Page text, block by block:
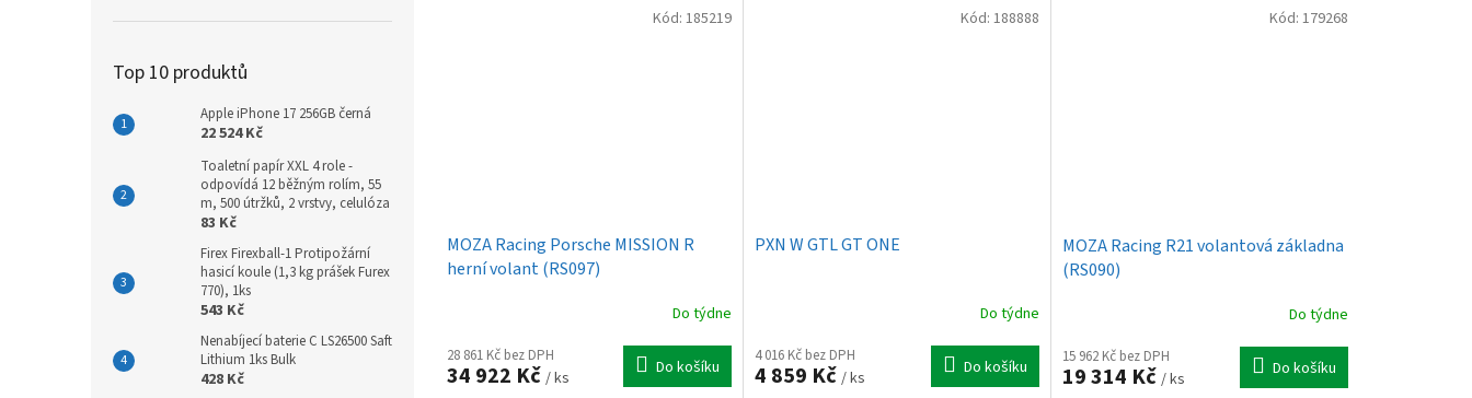
Top 10 produktů
Apple iPhone 17 256GB černá
22 524 Kč
Toaletní papír XXL 4 role -
odpovídá 12 běžným rolím, 55
m, 500 útržků, 2 vrstvy, celulóza
83 Kč
Firex Firexball-1 Protipožární
hasicí koule (1,3 kg prášek Furex
770), 1ks
543 Kč
Nenabíjecí baterie C LS26500 Saft
Lithium 1ks Bulk
428 Kč
MOZA Racing Porsche MISSION R
herní volant (RS097)
Do týdne
28 861 Kč bez DPH
34 922 Kč / ks Do košíku
Kód: 185219
PXN W GTL GT ONE
Do týdne
4 016 Kč bez DPH
4 859 Kč / ks Do košíku
Kód: 188888
MOZA Racing R21 volantová základna
(RS090)
Do týdne
15 962 Kč bez DPH
19 314 Kč / ks Do košíku
Kód: 179268